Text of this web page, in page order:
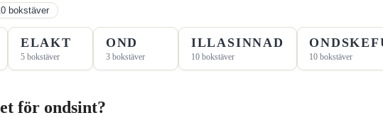
bokstäver
ELAKT
5 bokstäver
OND
3 bokstäver
ILLASINNAD
10 bokstäver 10 bokstäver
för ondsint?